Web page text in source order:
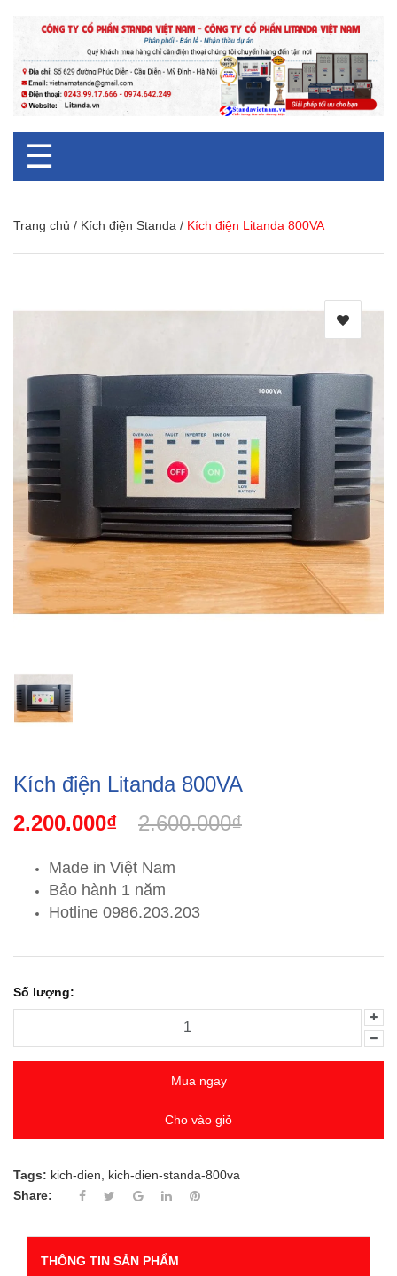
☰
Trang chủ / Kích điện Standa / Kích điện Litanda 800VA
Kích điện Litanda 800VA
2.200.000₫
2.600.000₫
Made in Việt Nam
Bảo hành 1 năm
Hotline 0986.203.203
Số lượng:
Mua ngay
Cho vào giỏ
Tags: kich-dien
kich-dien-standa-800va
Share:
THÔNG TIN SẢN PHẨM